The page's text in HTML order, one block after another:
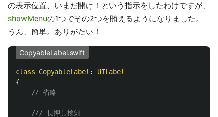
の表示位置、いまだ開け！という指示をしたわけですが、
showMenuの1つでその2つを賄えるようになりました。
うん、簡単。ありがたい！
CopyableLabel.swift
class CopyableLabel :
UILabel
{
// 省略
/// 長押し検知